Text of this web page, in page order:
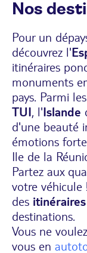
Nos
Pour un
découvrez l'
itinéraires
monuments
pays. Parmi
TUI, l'Islande
d'une beauté
émotions
Ile de la
Partez aux
votre véhicule
des
destinations.
Vous ne
vous en